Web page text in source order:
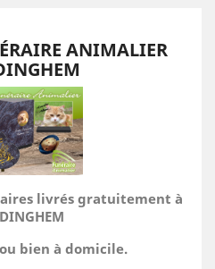
ANIMALIER
livrés gratuitement à
bien à domicile.